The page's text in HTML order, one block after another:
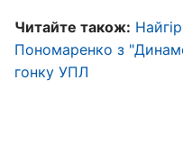
Читайте також:
Пономаренко з
гонку УПЛ